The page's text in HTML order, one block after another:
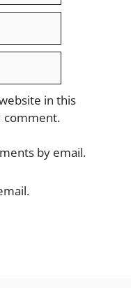
in this
comment.
by email.